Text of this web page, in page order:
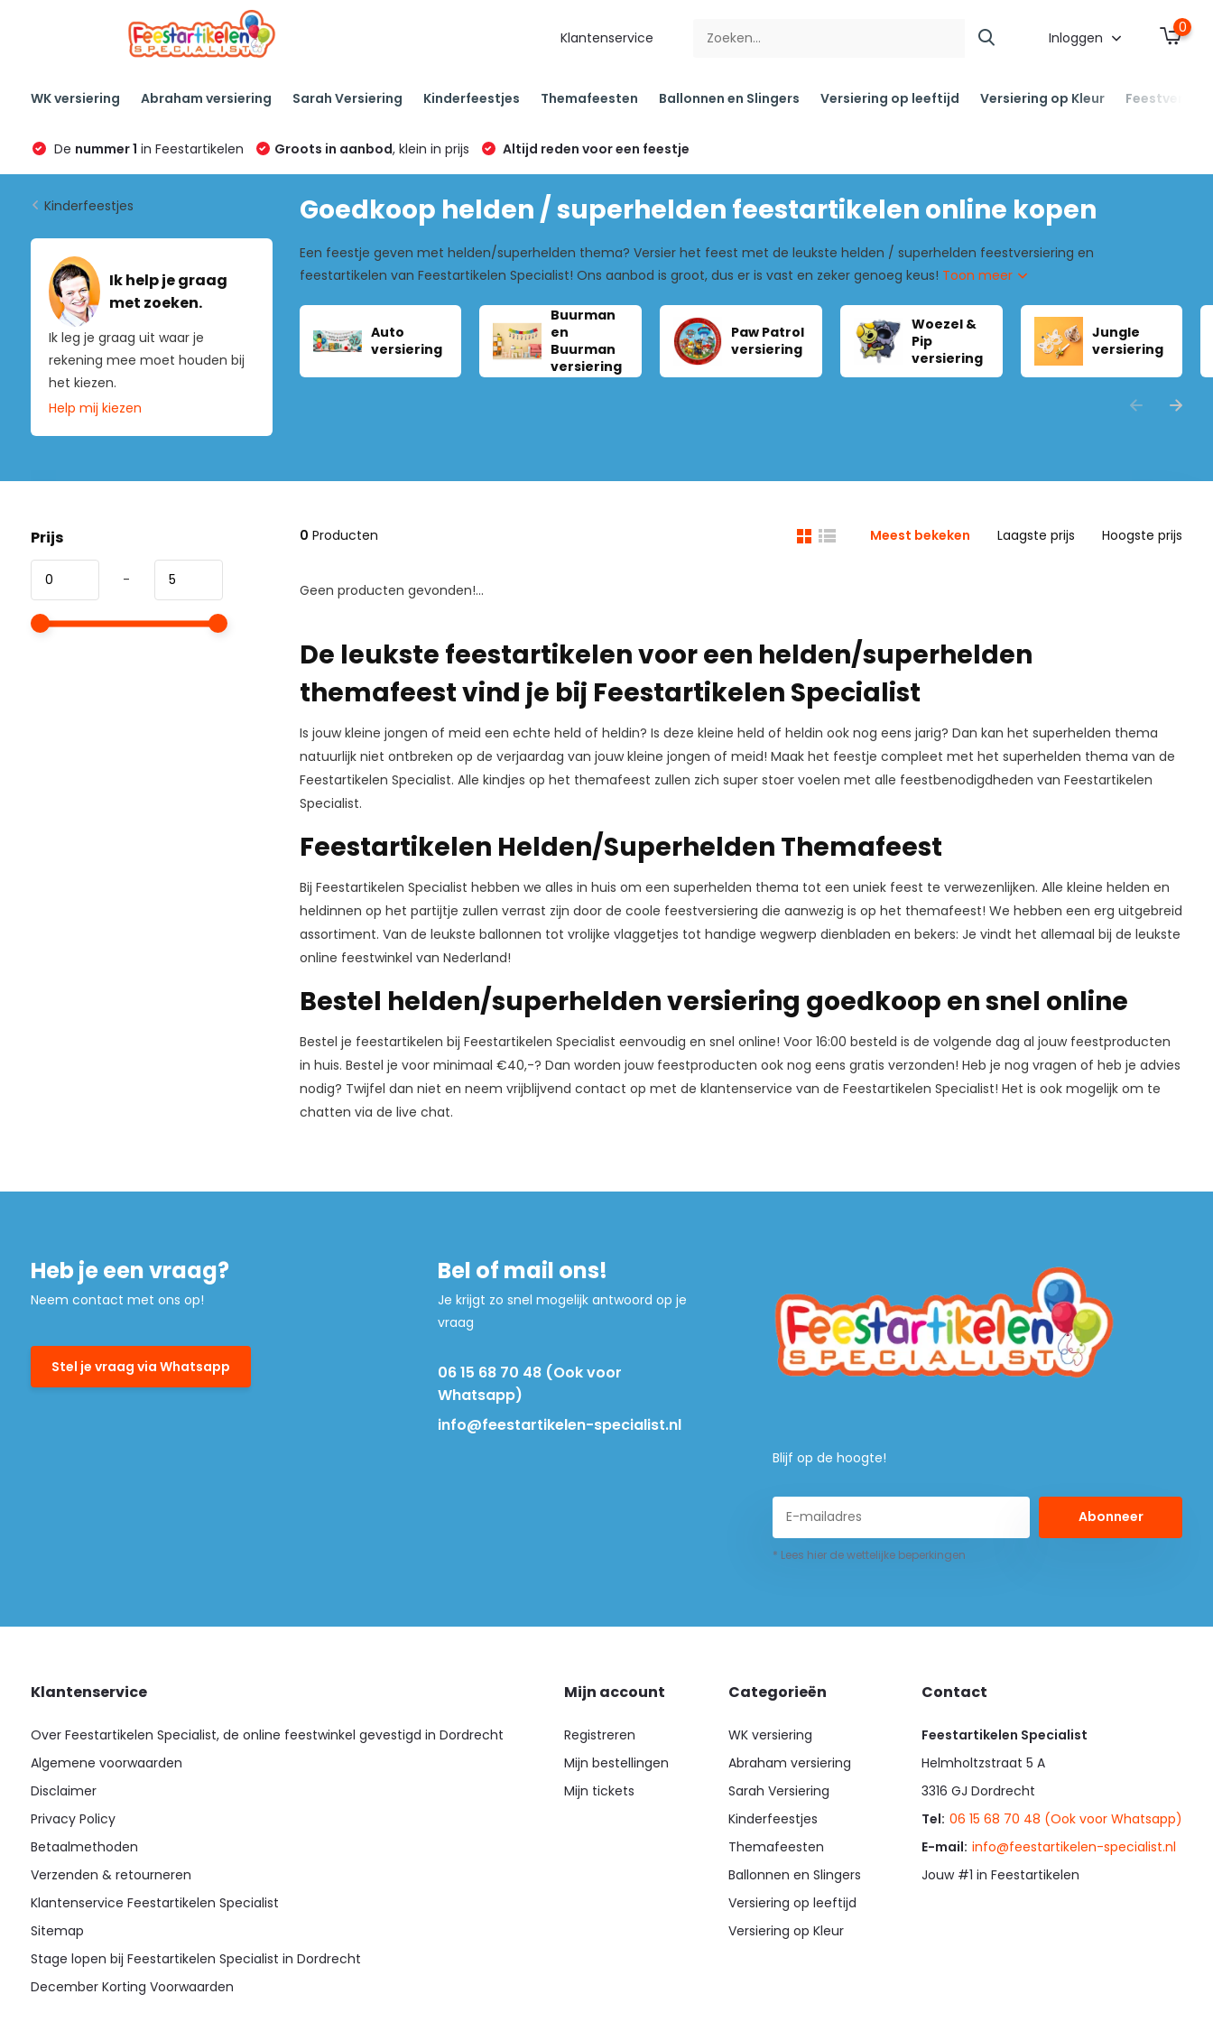
Klantenservice Inloggen
0
WK versiering Abraham versiering Sarah Versiering Kinderfeestjes Themafeesten Ballonnen en Slingers Versiering op leeftijd Versiering op Kleur
De nummer 1 in Feestartikelen Groots in aanbod, klein in prijs Altijd reden voor een feestje
Kinderfeestjes
Ik help je graag
met zoeken.
Ik leg je graag uit waar je
rekening mee moet houden bij
het kiezen.
Help mij kiezen
Goedkoop helden / superhelden feestartikelen online kopen
Een feestje geven met helden/superhelden thema? Versier het feest met de leukste helden / superhelden feestversiering en
feestartikelen van Feestartikelen Specialist! Ons aanbod is groot, dus er is vast en zeker genoeg keus! Toon meer
Auto
versiering
Buurman
en
Buurman
versiering
Paw Patrol
versiering
Woezel &
Pip
versiering
Jungle
versiering
Prijs
-
0 Producten Meest bekeken Laagste prijs Hoogste prijs
Geen producten gevonden!...
De leukste feestartikelen voor een helden/superhelden
themafeest vind je bij Feestartikelen Specialist
Is jouw kleine jongen of meid een echte held of heldin? Is deze kleine held of heldin ook nog eens jarig? Dan kan het superhelden thema
natuurlijk niet ontbreken op de verjaardag van jouw kleine jongen of meid! Maak het feestje compleet met het superhelden thema van de
Feestartikelen Specialist. Alle kindjes op het themafeest zullen zich super stoer voelen met alle feestbenodigdheden van Feestartikelen
Specialist.
Feestartikelen Helden/Superhelden Themafeest
Bij Feestartikelen Specialist hebben we alles in huis om een superhelden thema tot een uniek feest te verwezenlijken. Alle kleine helden en
heldinnen op het partijtje zullen verrast zijn door de coole feestversiering die aanwezig is op het themafeest! We hebben een erg uitgebreid
assortiment. Van de leukste ballonnen tot vrolijke vlaggetjes tot handige wegwerp dienbladen en bekers: Je vindt het allemaal bij de leukste
online feestwinkel van Nederland!
Bestel helden/superhelden versiering goedkoop en snel online
Bestel je feestartikelen bij Feestartikelen Specialist eenvoudig en snel online! Voor 16:00 besteld is de volgende dag al jouw feestproducten
in huis. Bestel je voor minimaal €40,-? Dan worden jouw feestproducten ook nog eens gratis verzonden! Heb je nog vragen of heb je advies
nodig? Twijfel dan niet en neem vrijblijvend contact op met de klantenservice van de Feestartikelen Specialist! Het is ook mogelijk om te
chatten via de live chat.
Heb je een vraag?
Neem contact met ons op!
Stel je vraag via Whatsapp
Bel of mail ons!
Je krijgt zo snel mogelijk antwoord op je
vraag
06 15 68 70 48 (Ook voor
Whatsapp)
info@feestartikelen-specialist.nl
Blijf op de hoogte!
Abonneer
* Lees hier de wettelijke beperkingen
Klantenservice
Over Feestartikelen Specialist, de online feestwinkel gevestigd in Dordrecht
Algemene voorwaarden
Disclaimer
Privacy Policy
Betaalmethoden
Verzenden & retourneren
Klantenservice Feestartikelen Specialist
Sitemap
Stage lopen bij Feestartikelen Specialist in Dordrecht
December Korting Voorwaarden
Mijn account
Registreren
Mijn bestellingen
Mijn tickets
Categorieën
WK versiering
Abraham versiering
Sarah Versiering
Kinderfeestjes
Themafeesten
Ballonnen en Slingers
Versiering op leeftijd
Versiering op Kleur
Contact
Feestartikelen Specialist
Helmholtzstraat 5 A
3316 GJ Dordrecht
Tel: 06 15 68 70 48 (Ook voor Whatsapp)
E-mail: info@feestartikelen-specialist.nl
Jouw #1 in Feestartikelen